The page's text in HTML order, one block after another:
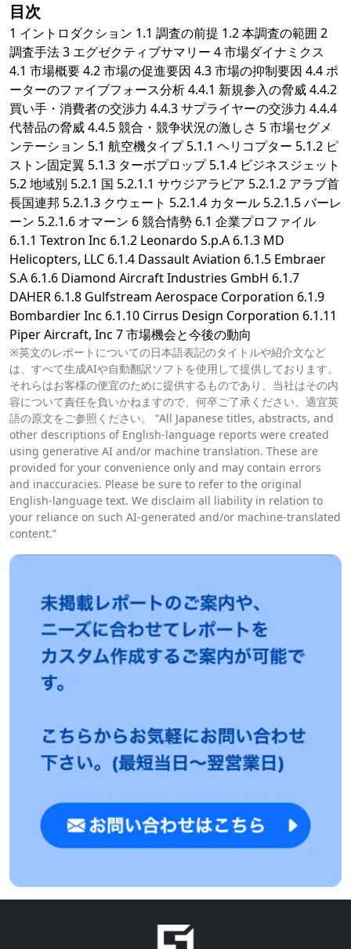
目次
1 イントロダクション 1.1 調査の前提 1.2 本調査の範囲 2
調査手法 3 エグゼクティブサマリー 4 市場ダイナミクス
4.1 市場概要 4.2 市場の促進要因 4.3 市場の抑制要因 4.4 ポ
ーターのファイブフォース分析 4.4.1 新規参入の脅威 4.4.2
買い手・消費者の交渉力 4.4.3 サプライヤーの交渉力 4.4.4
代替品の脅威 4.4.5 競合・競争状況の激しさ 5 市場セグメ
ンテーション 5.1 航空機タイプ 5.1.1 ヘリコプター 5.1.2 ピ
ストン固定翼 5.1.3 ターボプロップ 5.1.4 ビジネスジェット
5.2 地域別 5.2.1 国 5.2.1.1 サウジアラビア 5.2.1.2 アラブ首
長国連邦 5.2.1.3 クウェート 5.2.1.4 カタール 5.2.1.5 バーレ
ーン 5.2.1.6 オマーン 6 競合情勢 6.1 企業プロファイル
6.1.1 Textron Inc 6.1.2 Leonardo S.p.A 6.1.3 MD
Helicopters, LLC 6.1.4 Dassault Aviation 6.1.5 Embraer
S.A 6.1.6 Diamond Aircraft Industries GmbH 6.1.7
DAHER 6.1.8 Gulfstream Aerospace Corporation 6.1.9
Bombardier Inc 6.1.10 Cirrus Design Corporation 6.1.11
Piper Aircraft, Inc 7 市場機会と今後の動向
※英文のレポートについての日本語表記のタイトルや紹介文など
は、すべて生成AIや自動翻訳ソフトを使用して提供しております。
それらはお客様の便宜のために提供するものであり、当社はその内
容について責任を負いかねますので、何卒ご了承ください。適宜英
語の原文をご参照ください。 “All Japanese titles, abstracts, and
other descriptions of English-language reports were created
using generative AI and/or machine translation. These are
provided for your convenience only and may contain errors
and inaccuracies. Please be sure to refer to the original
English-language text. We disclaim all liability in relation to
your reliance on such AI-generated and/or machine-translated
content.”